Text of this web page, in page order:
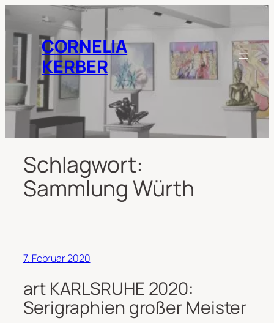
springenCORNELIA
KERBER
Schlagwort:
Sammlung Würth
7. Februar 2020
art KARLSRUHE 2020:
Serigraphien großer Meister